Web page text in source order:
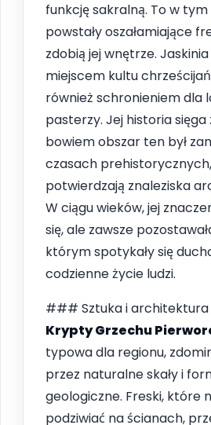
funkcję sakralną. To w
powstały oszałamiające
zdobią jej wnętrze.
miejscem kultu
również schronieniem dla
pasterzy. Jej historia sięga
bowiem obszar ten był
czasach
potwierdzają znaleziska
W ciągu wieków, jej
się, ale zawsze
którym spotykały się
codzienne życie ludzi.
### Sztuka i
Krypty Grzechu
typowa dla regionu,
przez naturalne skały i
geologiczne. Freski, które
podziwiać na ścianach,